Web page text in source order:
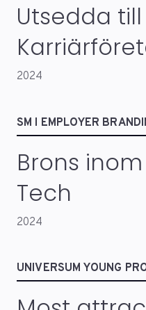
Utsedda till
2024
SM I EMPLOYER
Brons
Tech
2024
UNIVERSUM YOUNG